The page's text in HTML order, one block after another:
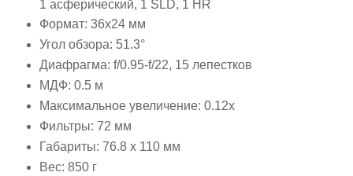
1 асферический, 1 SLD, 1 HR
Формат: 36x24 мм
Угол обзора: 51.3°
Диафрагма: f/0.95-f/22, 15 лепестков
МДФ: 0.5 м
Максимальное увеличение: 0.12x
Фильтры: 72 мм
Габариты: 76.8 x 110 мм
Вес: 850 г